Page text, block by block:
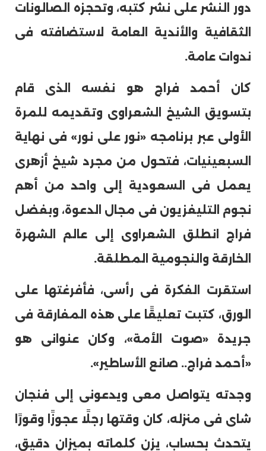
دور النشر على نشر كتبه، وتحجزه الصالونات
الثقافية والأندية العامة لاستضافته فى
ندوات عامة.
كان أحمد فراج هو نفسه الذى قام
بتسويق الشيخ الشعراوى وتقديمه للمرة
الأولى عبر برنامجه «نور على نور» فى نهاية
السبعينيات، فتحول من مجرد شيخ أزهرى
يعمل فى السعودية إلى واحد من أهم
نجوم التليفزيون فى مجال الدعوة، وبفضل
فراج انطلق الشعراوى إلى عالم الشهرة
الخارقة والنجومية المطلقة.
استقرت الفكرة فى رأسى، فأفرغتها على
الورق، كتبت تعليقًا على هذه المفارقة فى
جريدة «صوت الأمة»، وكان عنوانى هو
«أحمد فراج.. صانع الأساطير».
وجدته يتواصل معى ويدعونى إلى فنجان
شاى فى منزله، كان وقتها رجلًا عجوزًا وقورًا
يتحدث بحساب، يزن كلماته بميزان دقيق،